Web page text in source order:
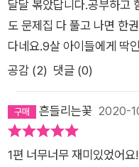
달달 볶았답니다.공부하고
도 문제집 다 풀고 나면 한
다네요.9살 아이들에게 딱
공감 (2) 댓글 (0)
흔들리는꽃 2020-
1편 너무너무 재미있었어